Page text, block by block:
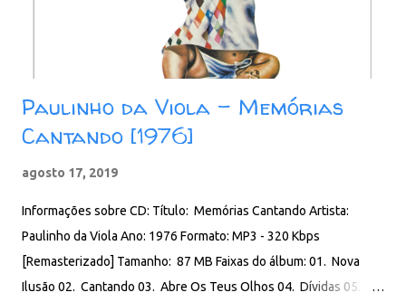
Paulinho da Viola - Memórias
Cantando [1976]
agosto 17, 2019
Informações sobre CD: Título: Memórias Cantando Artista:
Paulinho da Viola Ano: 1976 Formato: MP3 - 320 Kbps
[Remasterizado] Tamanho: 87 MB Faixas do álbum: 01. Nova
Ilusão 02. Cantando 03. Abre Os Teus Olhos 04. Dívidas 05.